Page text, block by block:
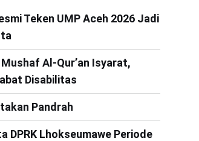
Teken UMP Aceh 2026 Jadi
Al-Qur’an Isyarat,
Disabilitas
Pandrah
DPRK Lhokseumawe Periode